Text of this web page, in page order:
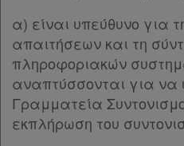
α) είναι υπεύθυνο για
απαιτήσεων και τη
πληροφοριακών
αναπτύσσονται για να
Γραμματεία
εκπλήρωση του